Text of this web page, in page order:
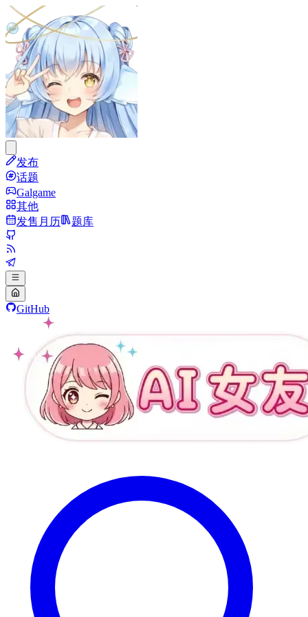
发布
话题
Galgame
其他
发售月历
题库
GitHub